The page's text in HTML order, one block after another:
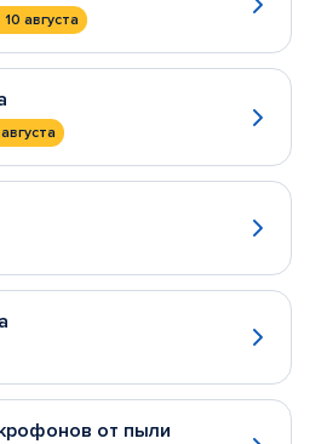
августа
от пыли